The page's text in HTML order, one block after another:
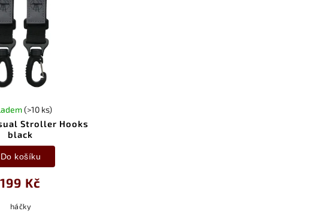
Stroller Hooks
black
(>10 ks)
199 Kč
Do košíku
háčky